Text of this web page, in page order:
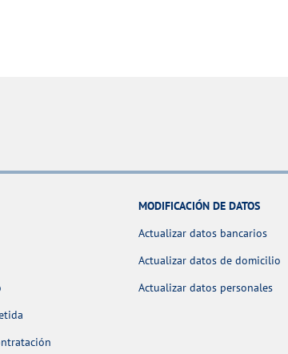
MODIFICACIÓN DE DATOS
Actualizar datos bancarios
Actualizar datos de domicilio
Actualizar datos personales